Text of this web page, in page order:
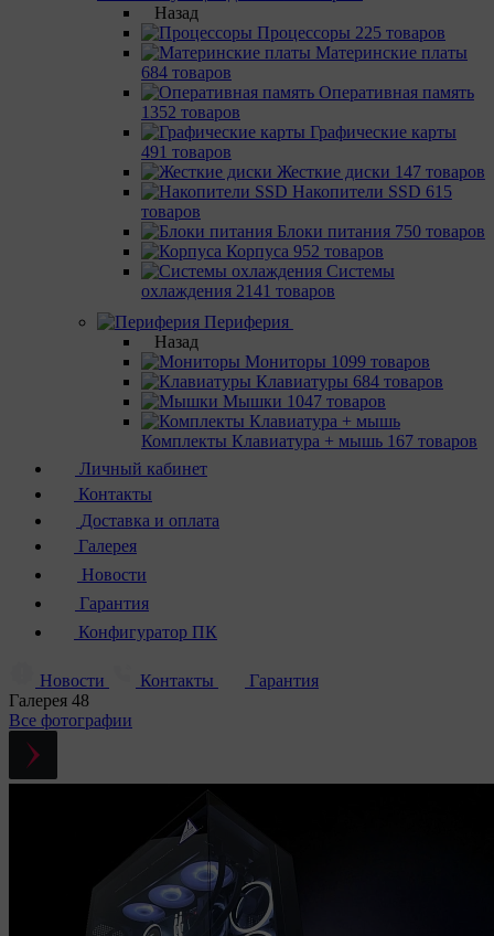
Назад
Процессоры 225 товаров
Материнcкие платы
684 товаров
Оперативная память
1352 товаров
Графические карты
491 товаров
Жесткие диски 147 товаров
Накопители SSD 615
товаров
Блоки питания 750 товаров
Корпуса 952 товаров
Системы
охлаждения 2141 товаров
Периферия
Назад
Мониторы 1099 товаров
Клавиатуры 684 товаров
Мышки 1047 товаров
Комплекты Клавиатура + мышь 167 товаров
Личный кабинет
Контакты
Доставка и оплата
Галерея
Новости
Гарантия
Конфигуратор ПК
Новости Контакты
Гарантия
Галерея 48
Все фотографии